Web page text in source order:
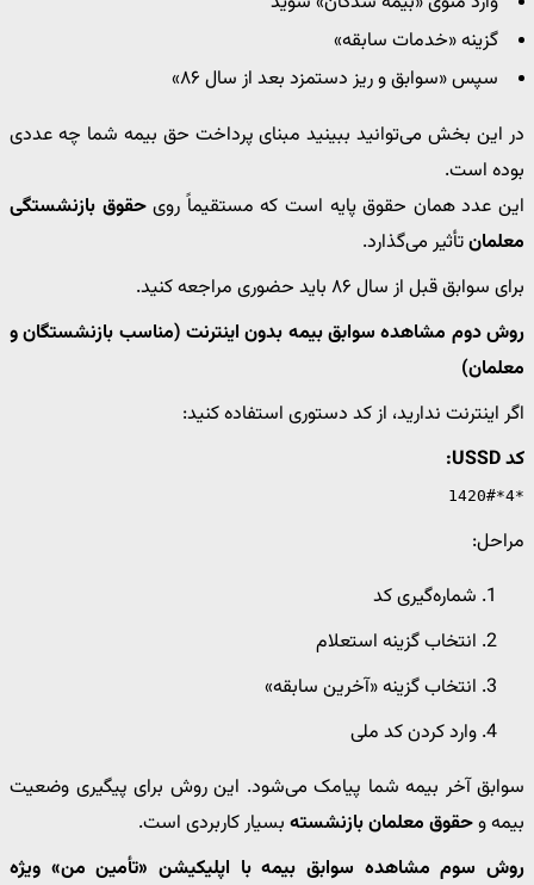
گزینه «خدمات سابقه»
سپس «سوابق و ریز دستمزد بعد از سال ۸۶»
در این بخش می‌توانید ببینید مبنای پرداخت حق بیمه شما چه عددی
بوده است.
این عدد همان حقوق پایه است که مستقیماً رویحقوق بازنشستگی
معلمانتأثیر می‌گذارد.
برای سوابق قبل از سال ۸۶ باید حضوری مراجعه کنید.
روش دوم مشاهده سوابق بیمه بدون اینترنت (مناسب بازنشستگان و
معلمان)
اگر اینترنت ندارید، از کد دستوری استفاده کنید:
کد USSD:
*4*1420#
مراحل:
شماره‌گیری کد
انتخاب گزینه استعلام
انتخاب گزینه «آخرین سابقه»
وارد کردن کد ملی
سوابق آخر بیمه شما پیامک می‌شود. این روش برای پیگیری وضعیت
بیمه وحقوق معلمان بازنشسته بسیار کاربردی است.
روش سوم مشاهده سوابق بیمه با اپلیکیشن «تأمین من» ویژه